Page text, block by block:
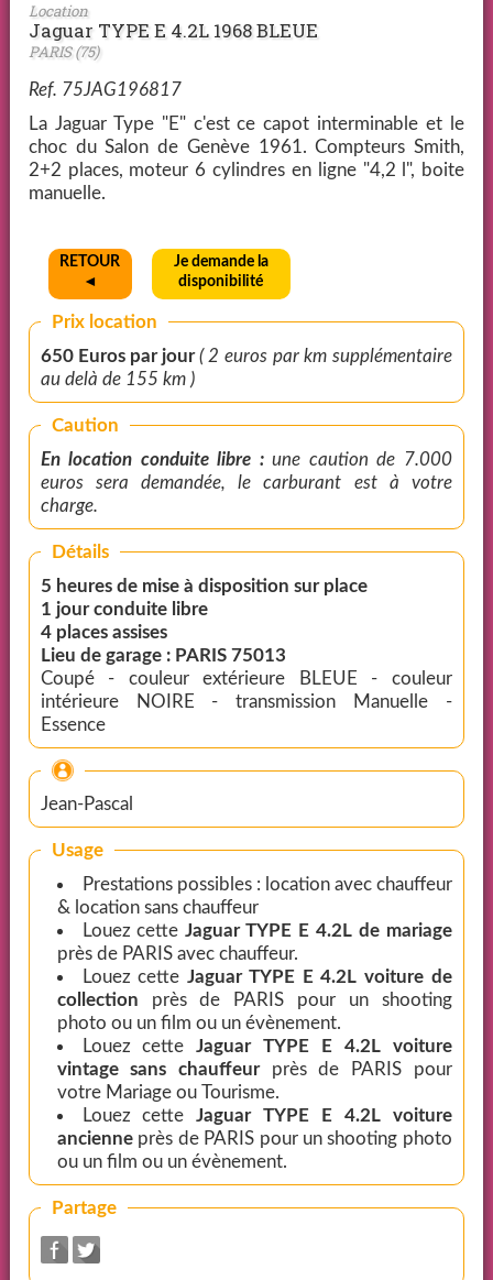
Location
Jaguar TYPE E 4.2L 1968 BLEUE
PARIS (75)
Ref. 75JAG196817
La Jaguar Type "E" c'est ce capot interminable et le
choc du Salon de Genève 1961. Compteurs Smith,
2+2 places, moteur 6 cylindres en ligne "4,2 l", boite
manuelle.
RETOUR
◄
Je demande la
disponibilité
Prix location
650 Euros par jour( 2 euros par km supplémentaire
au delà de 155 km )
Caution
En location conduite libre :une caution de 7.000
euros sera demandée, le carburant est à votre
charge.
Détails
5 heures de mise à disposition sur place
1 jour conduite libre
4 places assises
Lieu de garage : PARIS 75013
Coupé - couleur extérieure BLEUE - couleur
intérieure NOIRE - transmission Manuelle -
Essence
Jean-Pascal
Usage
Prestations possibles : location avec chauffeur
& location sans chauffeur
Louez cette Jaguar TYPE E 4.2L de mariage
près de PARIS avec chauffeur.
Louez cette Jaguar TYPE E 4.2L voiture de
collection près de PARIS pour un shooting
photo ou un film ou un évènement.
Louez cette Jaguar TYPE E 4.2L voiture
vintage sans chauffeurprès de PARIS pour
votre Mariage ou Tourisme.
Louez cette Jaguar TYPE E 4.2L voiture
ancienneprès de PARIS pour un shooting photo
ou un film ou un évènement.
Partage